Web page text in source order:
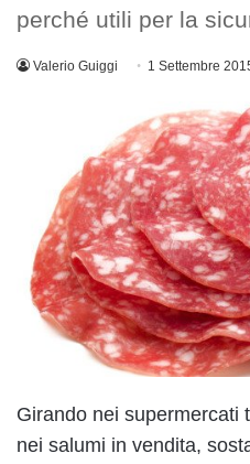
perché utili per la
Valerio Guiggi 1 Settembre
Girando nei supermercati
nei salumi in vendita,